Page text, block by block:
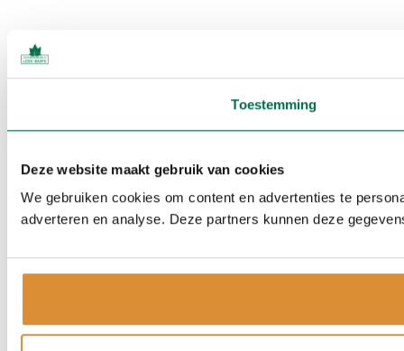
Toestemming
Deze website maakt gebruik van cookies
We gebruiken cookies om content en advertenties te
adverteren en analyse. Deze partners kunnen deze